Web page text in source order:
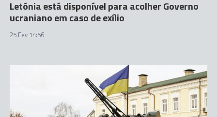
Letónia está disponível para acolher Governo
ucraniano em caso de exílio
25 Fev 14:56